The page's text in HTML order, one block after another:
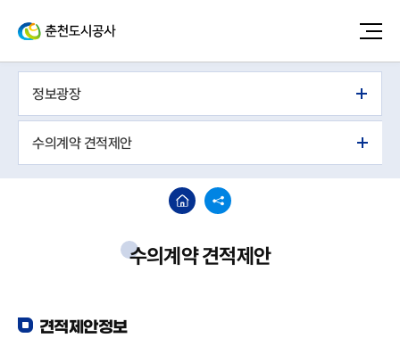
정보광장
수의계약 견적제안
수의계약 견적제안
견적제안정보